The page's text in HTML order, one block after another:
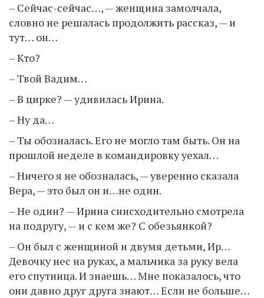
– Сейчас-сейчас…, — женщина замолчала,
словно не решалась продолжить рассказ, — и
тут… он…
– Кто?
– Твой Вадим…
– В цирке? — удивилась Ирина.
– Ну да…
– Ты обозналась. Его не могло там быть. Он на
прошлой неделе в командировку уехал…
– Ничего я не обозналась, — уверенно сказала
Вера, — это был он и…не один.
– Не один? — Ирина снисходительно смотрела
на подругу, — и с кем же? С обезьянкой?
– Он был с женщиной и двумя детьми, Ир…
Девочку нес на руках, а мальчика за руку вела
его спутница. И знаешь… Мне показалось, что
они давно друг друга знают… Если не больше…